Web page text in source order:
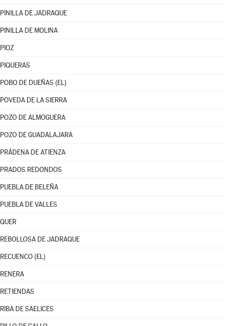
PINILLA DE JADRAQUE
PINILLA DE MOLINA
PIOZ
PIQUERAS
POBO DE DUEÑAS (EL)
POVEDA DE LA SIERRA
POZO DE ALMOGUERA
POZO DE GUADALAJARA
PRÁDENA DE ATIENZA
PRADOS REDONDOS
PUEBLA DE BELEÑA
PUEBLA DE VALLES
QUER
REBOLLOSA DE JADRAQUE
RECUENCO (EL)
RENERA
RETIENDAS
RIBA DE SAELICES